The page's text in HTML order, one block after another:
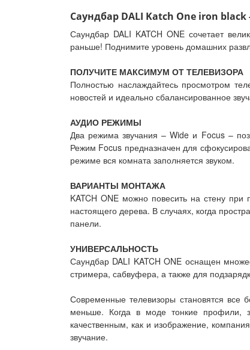
Саундбар DALI Katch One iron black
Саундбар DALI KATCH ONE сочетает
раньше! Поднимите уровень домашних
ПОЛУЧИТЕ МАКСИМУМ ОТ ТЕЛЕВИЗОРА
Полностью наслаждайтесь просмотром
новостей и идеально сбалансированное
АУДИО РЕЖИМЫ
Два режима звучания – Wide и Focus –
Режим Focus предназначен для
режиме вся комната заполняется звуком.
ВАРИАНТЫ МОНТАЖА
KATCH ONE можно повесить на стену
настоящего дерева. В случаях, когда
панели.
УНИВЕРСАЛЬНОСТЬ
Саундбар DALI KATCH ONE оснащен
стримера, сабвуфера, а также для
Современные телевизоры становятся все
меньше. Когда в моде тонкие профили,
качественным, как и изображение,
звучание.